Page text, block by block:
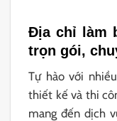
Địa chỉ làm
trọn gói,
Tự hào với
thiết kế và thi
mang đến dịch